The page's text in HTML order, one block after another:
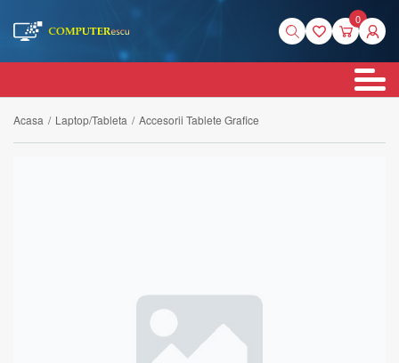
0
Acasa / Laptop/Tableta / Accesorii Tablete Grafice